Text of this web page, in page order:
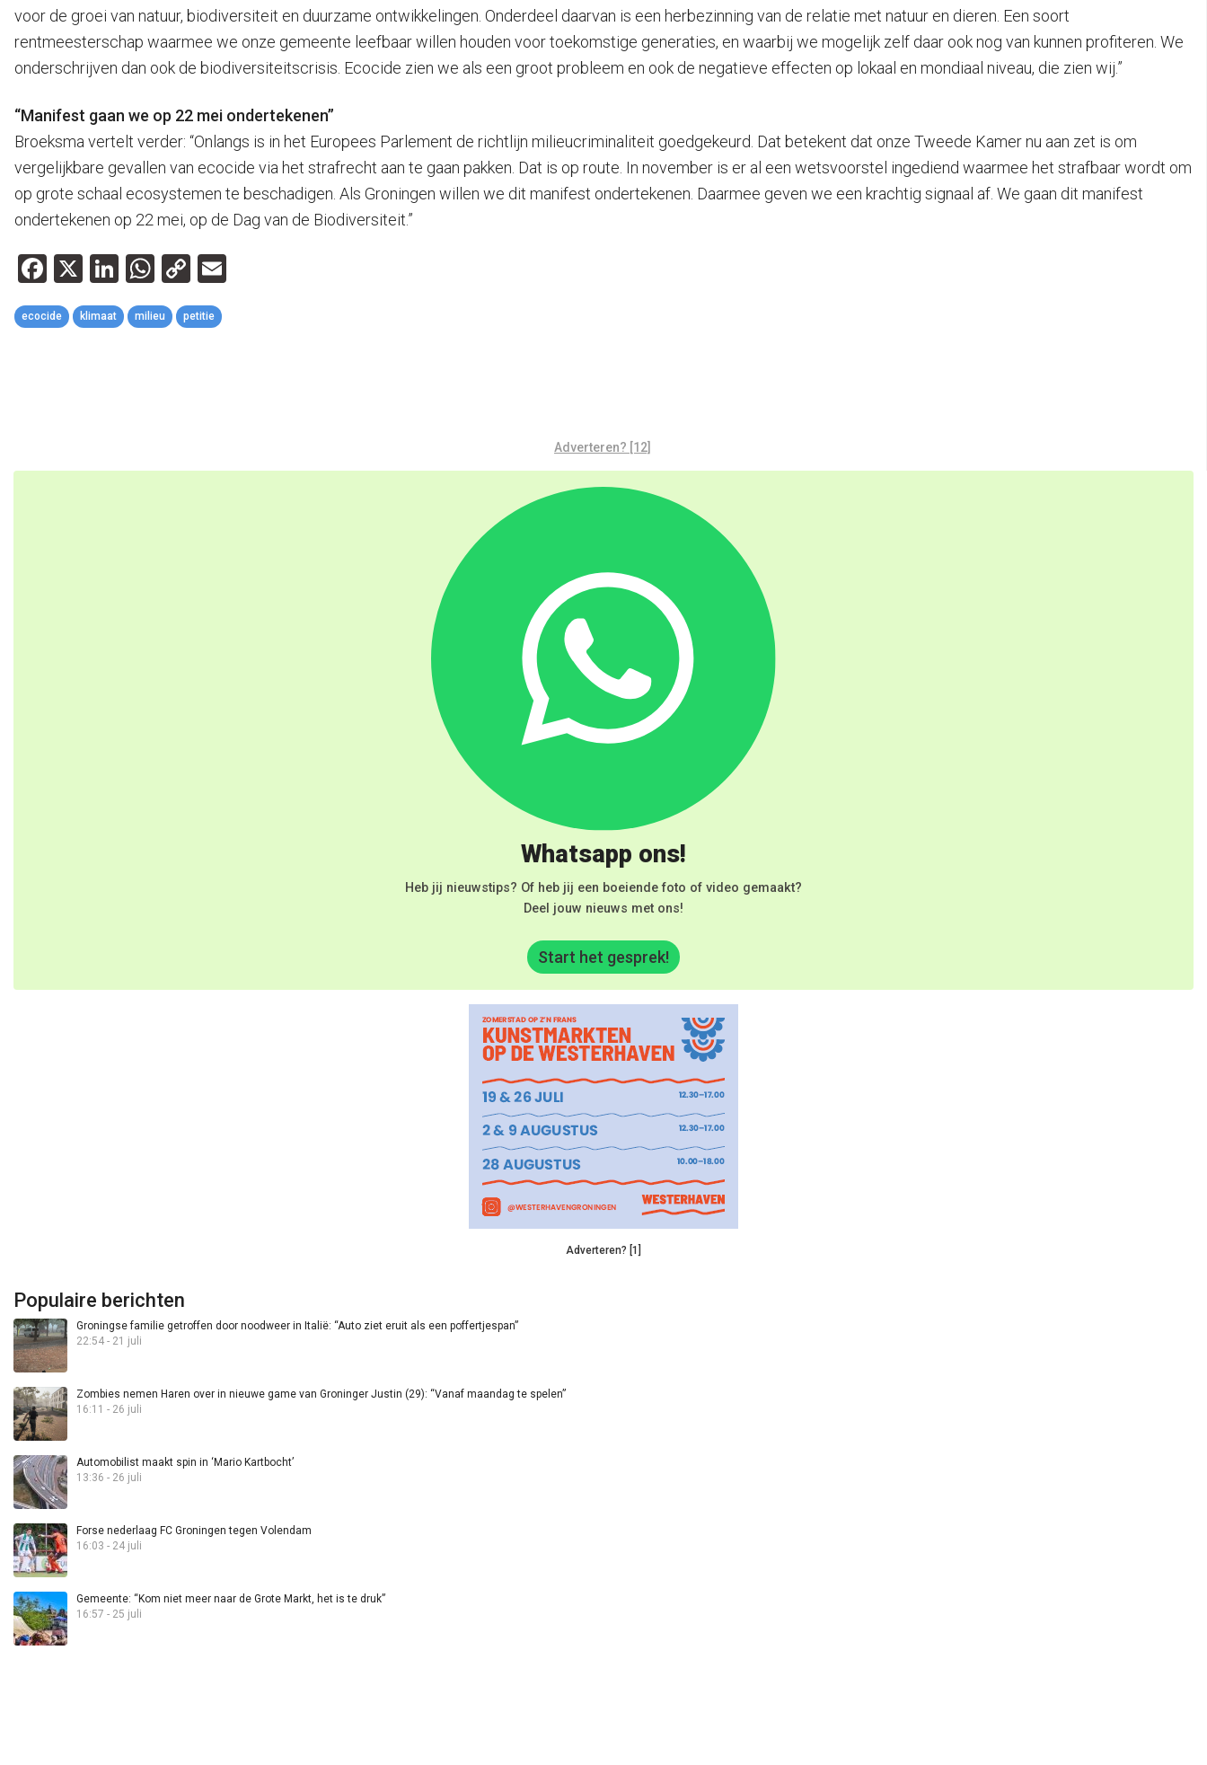
voor de groei van natuur, biodiversiteit en duurzame ontwikkelingen. Onderdeel daarvan is een herbezinning van de relatie met natuur en dieren. Een soort
rentmeesterschap waarmee we onze gemeente leefbaar willen houden voor toekomstige generaties, en waarbij we mogelijk zelf daar ook nog van kunnen profiteren. We
onderschrijven dan ook de biodiversiteitscrisis. Ecocide zien we als een groot probleem en ook de negatieve effecten op lokaal en mondiaal niveau, die zien wij.”
“Manifest gaan we op 22 mei ondertekenen”
Broeksma vertelt verder: “Onlangs is in het Europees Parlement de richtlijn milieucriminaliteit goedgekeurd. Dat betekent dat onze Tweede Kamer nu aan zet is om
vergelijkbare gevallen van ecocide via het strafrecht aan te gaan pakken. Dat is op route. In november is er al een wetsvoorstel ingediend waarmee het strafbaar wordt om
op grote schaal ecosystemen te beschadigen. Als Groningen willen we dit manifest ondertekenen. Daarmee geven we een krachtig signaal af. We gaan dit manifest
ondertekenen op 22 mei, op de Dag van de Biodiversiteit.”
Facebook
X LinkedIn
WhatsApp
Copy
Link
ecocide klimaat milieu petitie
Adverteren? [12]
Whatsapp ons!
Heb jij nieuwstips? Of heb jij een boeiende foto of video gemaakt?
Deel jouw nieuws met ons!
Start het gesprek!
Adverteren? [1]
Populaire berichten
Groningse familie getroffen door noodweer in Italië: “Auto ziet eruit als een poffertjespan”
22:54 - 21 juli
Zombies nemen Haren over in nieuwe game van Groninger Justin (29): “Vanaf maandag te spelen”
16:11 - 26 juli
Automobilist maakt spin in ‘Mario Kartbocht’
13:36 - 26 juli
Forse nederlaag FC Groningen tegen Volendam
16:03 - 24 juli
Gemeente: “Kom niet meer naar de Grote Markt, het is te druk”
16:57 - 25 juli